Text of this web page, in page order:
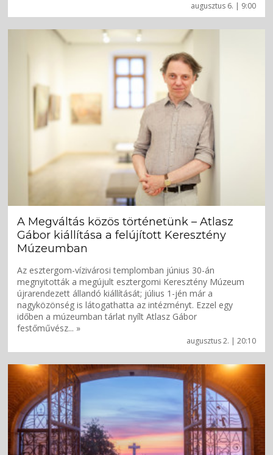
augusztus 6. | 9:00
augusztus 2. | 20:10
A Megváltás közös történetünk – Atlasz
Gábor kiállítása a felújított Keresztény
Múzeumban
Az esztergom-vízivárosi templomban június 30-án
megnyitották a megújult esztergomi Keresztény Múzeum
újrarendezett állandó kiállítását; július 1-jén már a
nagyközönség is látogathatta az intézményt. Ezzel egy
időben a múzeumban tárlat nyílt Atlasz Gábor
festőművész... »